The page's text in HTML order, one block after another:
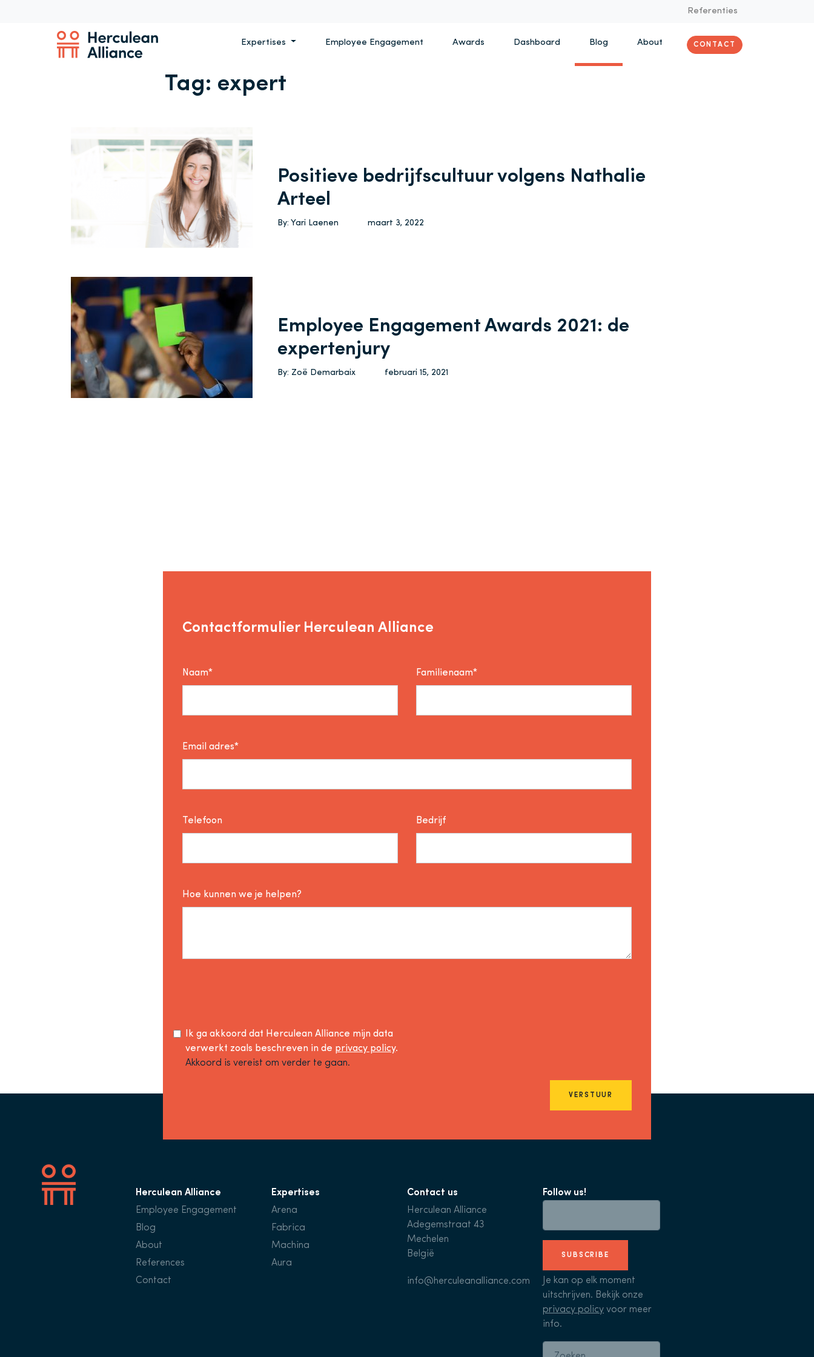
Referenties
Expertises Employee Engagement Awards Dashboard Blog About CONTACT
Tag: expert
Positieve bedrijfscultuur volgens Nathalie
Arteel
By: Yari Laenen maart 3, 2022
Employee Engagement Awards 2021: de
expertenjury
By: Zoë Demarbaix februari 15, 2021
Contactformulier Herculean Alliance
Naam* Familienaam*
Email adres*
Telefoon Bedrijf
Hoe kunnen we je helpen?
Ik ga akkoord dat Herculean Alliance mijn data
verwerkt zoals beschreven in de privacy policy.
Akkoord is vereist om verder te gaan.
VERSTUUR
Herculean Alliance
Employee Engagement
Blog
About
References
Contact
Expertises
Arena
Fabrica
Machina
Aura
Contact us
Herculean Alliance
Adegemstraat 43
Mechelen
België
info@herculeanalliance.com
Follow us!
SUBSCRIBE
Je kan op elk moment
uitschrijven. Bekijk onze
privacy policy voor meer
info.